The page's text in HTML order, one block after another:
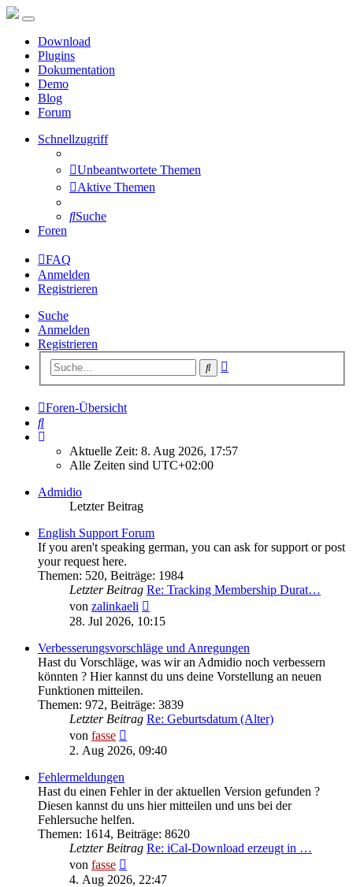
Download
Plugins
Dokumentation
Demo
Blog
Forum
Schnellzugriff
Unbeantwortete Themen
Aktive Themen
Suche
Foren
FAQ
Anmelden
Registrieren
Suche
Anmelden
Registrieren
Suche
Foren-Übersicht
Suche
Aktuelle Zeit: 8. Aug 2026, 17:57
Alle Zeiten sind UTC+02:00
Admidio
Letzter Beitrag
English Support Forum
If you aren't speaking german, you can ask for support or post
your request here.
Themen: 520, Beiträge: 1984
Letzter Beitrag Re: Tracking Membership Durat…
von zalinkaeli
Beitrag
28. Jul 2026, 10:15
Verbesserungsvorschläge und Anregungen
Hast du Vorschläge, was wir an Admidio noch verbessern
könnten ? Hier kannst du uns deine Vorstellung an neuen
Funktionen mitteilen.
Themen: 972, Beiträge: 3839
Letzter Beitrag Re: Geburtsdatum (Alter)
von fasse
Beitrag
2. Aug 2026, 09:40
Fehlermeldungen
Hast du einen Fehler in der aktuellen Version gefunden ?
Diesen kannst du uns hier mitteilen und uns bei der
Fehlersuche helfen.
Themen: 1614, Beiträge: 8620
Letzter Beitrag Re: iCal-Download erzeugt in …
von fasse
Beitrag
4. Aug 2026, 22:47